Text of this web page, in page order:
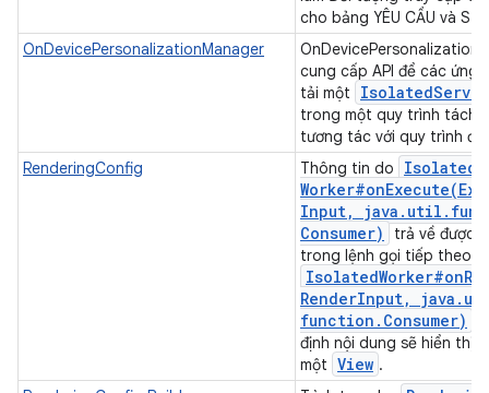
cho bảng YÊU CẦU và SỰ
OnDevicePersonalizationManager
cung cấp API để các ứng
tải một
Isolated
trong một quy trình tách
tương tác với quy trình
RenderingConfig
Thông tin do
Isolated
Worker#onExecute(
Input, java . util .
Consumer)
trả về được
trong lệnh gọi tiếp theo
IsolatedWorker#
RenderInput, java .
function . Consumer)
định nội dung sẽ hiển thị
một View .